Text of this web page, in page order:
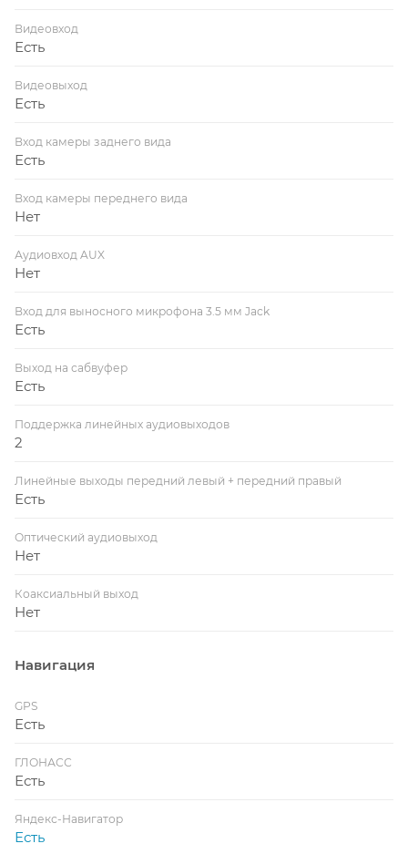
Видеовход
Есть
Видеовыход
Есть
Вход камеры заднего вида
Есть
Вход камеры переднего вида
Нет
Аудиовход AUX
Нет
Вход для выносного микрофона 3.5 мм Jack
Есть
Выход на сабвуфер
Есть
Поддержка линейных аудиовыходов
2
Линейные выходы передний левый + передний правый
Есть
Оптический аудиовыход
Нет
Коаксиальный выход
Нет
Навигация
GPS
Есть
ГЛОНАСС
Есть
Яндекс-Навигатор
Есть